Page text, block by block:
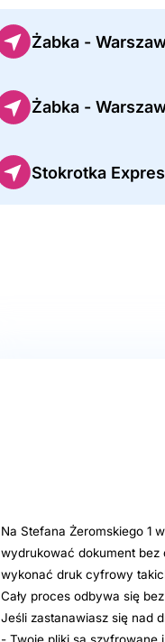
Żabka -
Żabka -
Stokrotka
Na Stefana Żeromskiego 1
wydrukować dokument bez
wykonać druk cyfrowy
Cały proces odbywa się
Jeśli zastanawiasz się nad